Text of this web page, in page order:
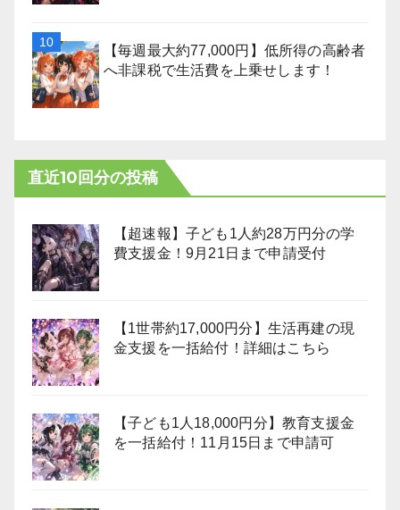
【毎週最大約77,000円】低所得の高齢者
へ非課税で生活費を上乗せします！
直近10回分の投稿
【超速報】子ども1人約28万円分の学
費支援金！9月21日まで申請受付
【1世帯約17,000円分】生活再建の現
金支援を一括給付！詳細はこちら
【子ども1人18,000円分】教育支援金
を一括給付！11月15日まで申請可